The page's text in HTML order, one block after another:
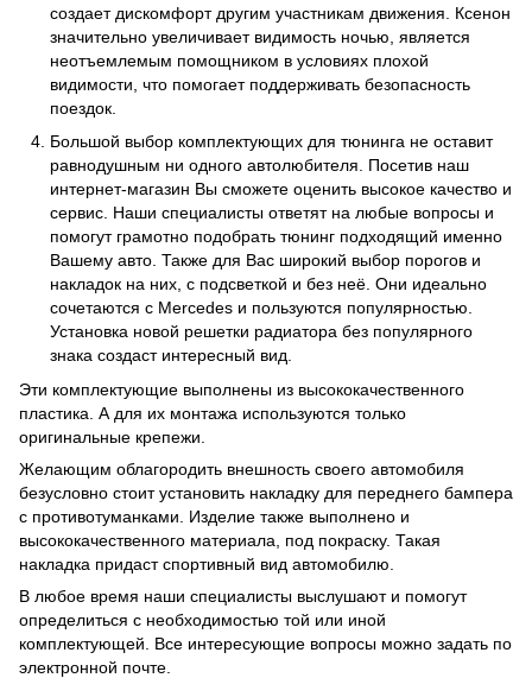
создает дискомфорт другим участникам движения. Ксенон
значительно увеличивает видимость ночью, является
неотъемлемым помощником в условиях плохой
видимости, что помогает поддерживать безопасность
поездок.
Большой выбор комплектующих для тюнинга не оставит
равнодушным ни одного автолюбителя. Посетив наш
интернет-магазин Вы сможете оценить высокое качество и
сервис. Наши специалисты ответят на любые вопросы и
помогут грамотно подобрать тюнинг подходящий именно
Вашему авто. Также для Вас широкий выбор порогов и
накладок на них, с подсветкой и без неё. Они идеально
сочетаются с Mercedes и пользуются популярностью.
Установка новой решетки радиатора без популярного
знака создаст интересный вид.
Эти комплектующие выполнены из высококачественного
пластика. А для их монтажа используются только
оригинальные крепежи.
Желающим облагородить внешность своего автомобиля
безусловно стоит установить накладку для переднего бампера
с противотуманками. Изделие также выполнено и
высококачественного материала, под покраску. Такая
накладка придаст спортивный вид автомобилю.
В любое время наши специалисты выслушают и помогут
определиться с необходимостью той или иной
комплектующей. Все интересующие вопросы можно задать по
электронной почте.